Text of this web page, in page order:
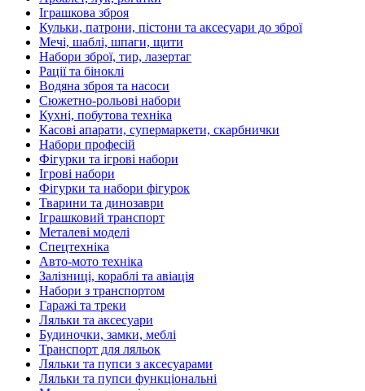
Іграшкова зброя
Кульки, патрони, пістони та аксесуари до зброї
Мечі, шаблі, шпаги, щити
Набори зброї, тир, лазертаг
Рації та біноклі
Водяна зброя та насоси
Сюжетно-рольові набори
Кухні, побутова техніка
Касові апарати, супермаркети, скарбнички
Набори професій
Фігурки та ігрові набори
Ігрові набори
Фігурки та набори фігурок
Тварини та динозаври
Іграшковий транспорт
Металеві моделі
Спецтехніка
Авто-мото техніка
Залізниці, кораблі та авіація
Набори з транспортом
Гаражі та треки
Ляльки та аксесуари
Будиночки, замки, меблі
Транспорт для ляльок
Ляльки та пупси з аксесуарами
Ляльки та пупси функціональні